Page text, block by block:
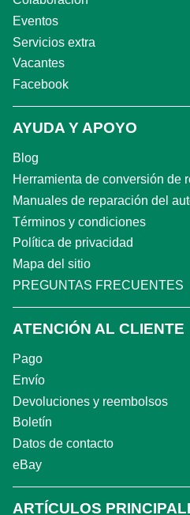
Eventos
Servicios extra
Vacantes
Facebook
AYUDA Y APOYO
Blog
Herramienta de conversión de
Manuales de reparación del
Términos y condiciones
Política de privacidad
Mapa del sitio
PREGUNTAS FRECUENTES
ATENCIÓN AL CLIENTE
Pago
Envío
Devoluciones y reembolsos
Boletín
Datos de contacto
eBay
ARTÍCULOS